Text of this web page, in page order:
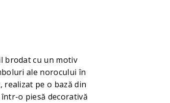
brodat cu un motiv
ale norocului în
pe o bază din
o piesă decorativă